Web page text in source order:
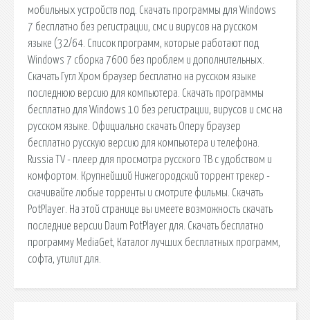
мобильных устройств под. Скачать программы для Windows
7 бесплатно без регистрации, смс и вирусов на русском
языке (32/64. Список программ, которые работают под
Windows 7 сборка 7600 без проблем и дополнительных.
Скачать Гугл Хром браузер бесплатно на русском языке
последнюю версию для компьютера. Скачать программы
бесплатно для Windows 10 без регистрации, вирусов и смс на
русском языке. Официально скачать Оперу браузер
бесплатно русскую версию для компьютера и телефона.
Russia TV - плеер для просмотра русского ТВ с удобством и
комфортом. Крупнейший Нижегородский торрент трекер -
скачивайте любые торренты и смотрите фильмы. Скачать
PotPlayer. На этой странице вы имеете возможность скачать
последние версии Daum PotPlayer для. Скачать бесплатно
программу MediaGet, Каталог лучших бесплатных программ,
софта, утилит для.